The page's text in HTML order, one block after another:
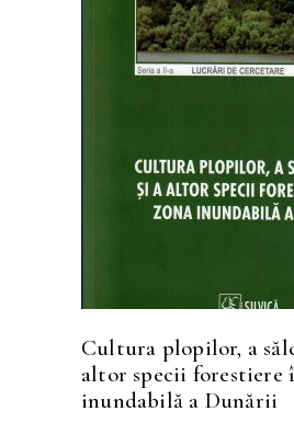
Cultura plopilor, a
altor specii forestiere
inundabilă a Dunării